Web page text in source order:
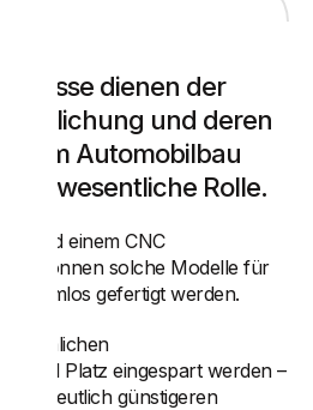
dienen der
und deren
im Automobilbau
eine wesentliche Rolle.
und einem CNC
können solche Modelle für
gefertigt werden.
viel Platz eingespart werden –
den deutlich günstigeren